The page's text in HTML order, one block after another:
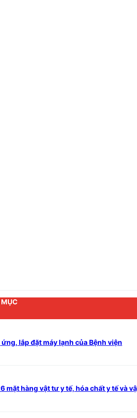
lắp đặt máy lạnh của Bệnh viện
mặt hàng vật tư y tế, hóa chất y tế và